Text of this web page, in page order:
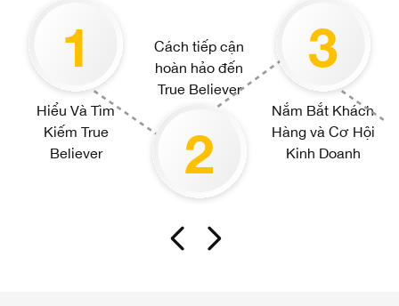
1
Hiểu Và Tìm
Kiếm True
Believer
2
Cách tiếp cận
hoàn hảo đến
True Believer
3
Nắm Bắt Khách
Hàng và Cơ Hội
Kinh Doanh